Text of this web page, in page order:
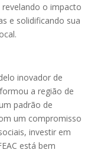
o impacto
e solidificando sua
inovador de
a região de
padrão de
um compromisso
investir em
está bem